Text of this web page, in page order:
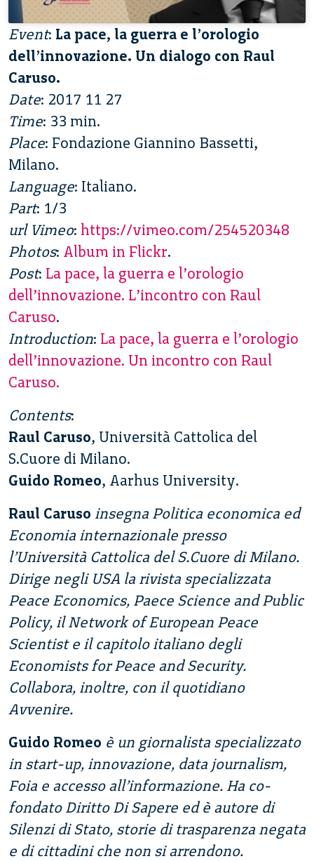
Event: La pace, la guerra e l’orologio
dell’innovazione. Un dialogo con Raul
Caruso.
Date: 2017 11 27
Time: 33 min.
Place: Fondazione Giannino Bassetti,
Milano.
Language: Italiano.
Part: 1/3
url Vimeo: https://vimeo.com/254520348
Photos: Album in Flickr.
Post: La pace, la guerra e l’orologio
dell’innovazione. L’incontro con Raul
Caruso.
Introduction: La pace, la guerra e l’orologio
dell’innovazione. Un incontro con Raul
Caruso.
Contents:
Raul Caruso, Università Cattolica del
S.Cuore di Milano.
Guido Romeo, Aarhus University.
Raul Caruso insegna Politica economica ed
Economia internazionale presso
l’Università Cattolica del S.Cuore di Milano.
Dirige negli USA la rivista specializzata
Peace Economics, Paece Science and Public
Policy, il Network of European Peace
Scientist e il capitolo italiano degli
Economists for Peace and Security.
Collabora, inoltre, con il quotidiano
Avvenire.
Guido Romeo è un giornalista specializzato
in start-up, innovazione, data journalism,
Foia e accesso all’informazione. Ha co-
fondato Diritto Di Sapere ed è autore di
Silenzi di Stato, storie di trasparenza negata
e di cittadini che non si arrendono.